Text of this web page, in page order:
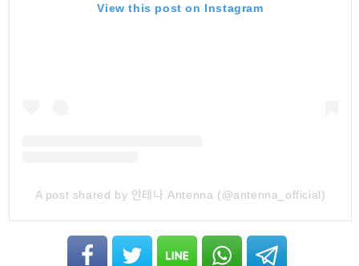
View this post on Instagram
A post shared by 안테나 Antenna (@antenna_official)